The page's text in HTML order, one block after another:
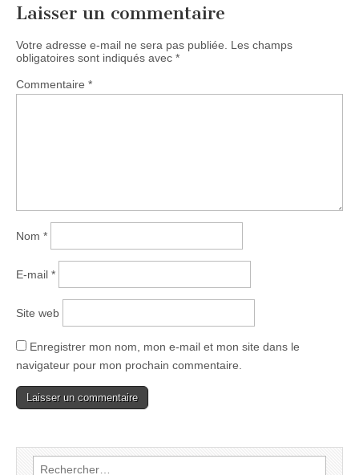
Laisser un commentaire
Votre adresse e-mail ne sera pas publiée.
Les champs
obligatoires sont indiqués avec *
Commentaire *
Nom *
E-mail *
Site web
Enregistrer mon nom, mon e-mail et mon site dans le
navigateur pour mon prochain commentaire.
Rechercher :